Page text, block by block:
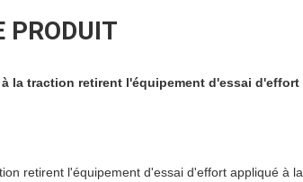
PRODUIT
la traction retirent l'équipement d'essai d'effort
retirent l'équipement d'essai d'effort appliqué à la